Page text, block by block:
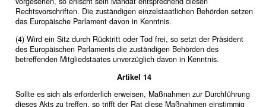
Rechtsvorschriften. Die zuständigen einzelstaatlichen Behörden setzen
das Europäische Parlament davon in Kenntnis.
(4) Wird ein Sitz durch Rücktritt oder Tod frei, so setzt der Präsident
des Europäischen Parlaments die zuständigen Behörden des
betreffenden Mitgliedstaates unverzüglich davon in Kenntnis.
Artikel 14
Sollte es sich als erforderlich erweisen, Maßnahmen zur Durchführung
dieses Akts zu treffen, so trifft der Rat diese Maßnahmen einstimmig